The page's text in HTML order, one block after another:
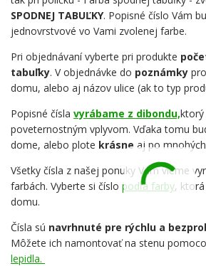
SPODNEJ TABUĽKY. Popisné číslo Vám
jednovrstvové vo Vami
Pri objednávaní vyberte pri produkte
tabuľky. V objednávke do poznámky
domu, alebo aj názov ulice (ak to typ
Popisné čísla vyrábame z dibondu,ktorý
poveternostným vplyvom. Vďaka tomu
dome, alebo plote krásne aj po
Všetky čísla z našej ponuky Vám vieme
farbách. Vyberte si číslo podľa farby,
domu.
Čísla sú navrhnuté pre rýchlu a
Môžete ich namontovať na stenu
lepidla.